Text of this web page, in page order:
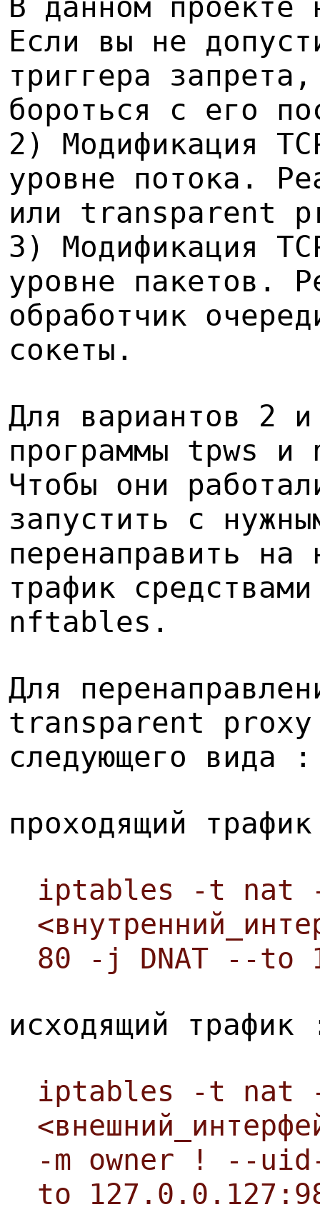
В данном проекте
Если вы не
триггера
бороться с его
2) Модификация
уровне потока.
или transparent
3) Модификация
уровне пакетов.
обработчик
сокеты.
Для вариантов 2
программы tpws и
Чтобы они
запустить с
перенаправить на
трафик
nftables.
Для
transparent proxy
следующего вида :
проходящий
iptables -t nat -I
80 -j DNAT --to
исходящий трафик
iptables -t nat -I
-m owner ! --
to